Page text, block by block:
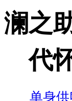
澜之
代
单身